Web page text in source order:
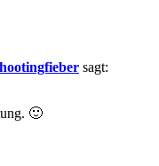
sagt:
🙂